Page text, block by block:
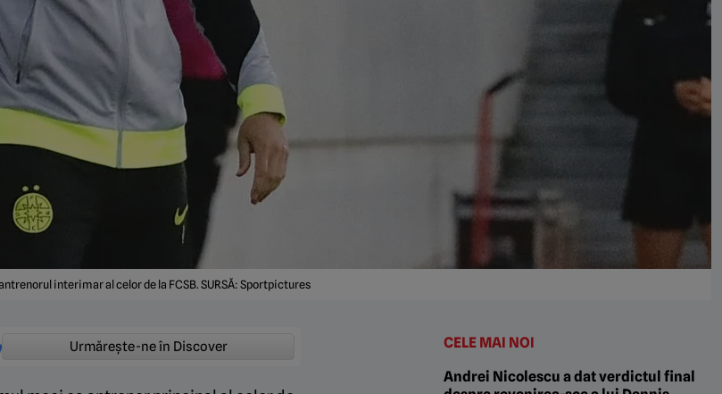
interimar al celor de la FCSB. SURSĂ: Sportpictures
Urmărește-ne în Discover
CELE MAI NOI
Andrei Nicolescu a dat verdictul final